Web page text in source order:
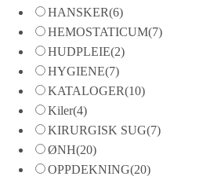
HANSKER(6)
HEMOSTATICUM(7)
HUDPLEIE(2)
HYGIENE(7)
KATALOGER(10)
Kiler(4)
KIRURGISK SUG(7)
ØNH(20)
OPPDEKNING(20)